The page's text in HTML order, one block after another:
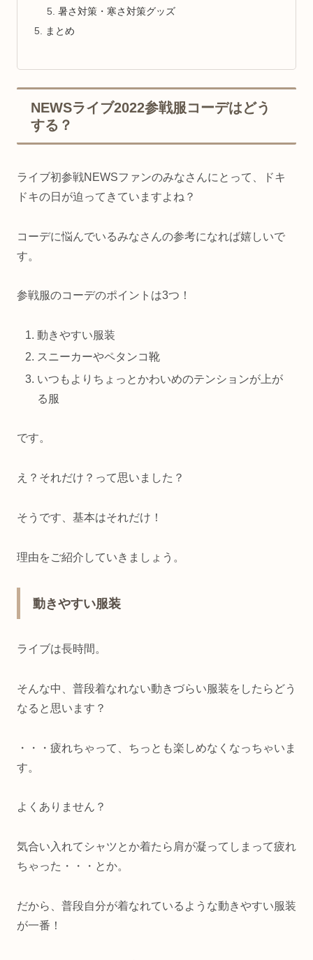
暑さ対策・寒さ対策グッズ
まとめ
NEWSライブ2022参戦服コーデはどう
する？
ライブ初参戦NEWSファンのみなさんにとって、ドキ
ドキの日が迫ってきていますよね？
コーデに悩んでいるみなさんの参考になれば嬉しいで
す。
参戦服のコーデのポイントは3つ！
動きやすい服装
スニーカーやペタンコ靴
いつもよりちょっとかわいめのテンションが上が
る服
です。
え？それだけ？って思いました？
そうです、基本はそれだけ！
理由をご紹介していきましょう。
動きやすい服装
ライブは長時間。
そんな中、普段着なれない動きづらい服装をしたらどう
なると思います？
・・・疲れちゃって、ちっとも楽しめなくなっちゃいま
す。
よくありません？
気合い入れてシャツとか着たら肩が凝ってしまって疲れ
ちゃった・・・とか。
だから、普段自分が着なれているような動きやすい服装
が一番！